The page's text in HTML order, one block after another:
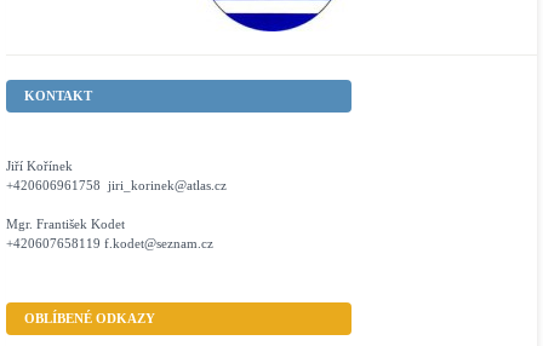
KONTAKT
Jiří Kořínek
+420606961758 jiri_korinek@atlas.cz
Mgr. František Kodet
+420607658119 f.kodet@seznam.cz
OBLÍBENÉ ODKAZY